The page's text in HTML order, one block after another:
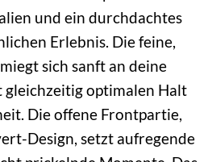
und ein durchdachtes
Erlebnis. Die feine,
sich sanft an deine
optimalen Halt
Die offene Frontpartie,
Design, setzt aufregende